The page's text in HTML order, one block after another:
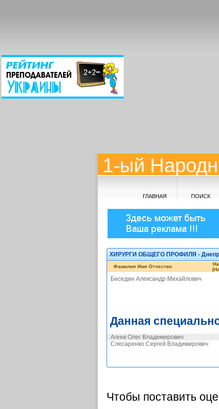
1-ый
ГЛАВНАЯ ПОИСК
ХИРУРГИ ОБЩЕГО ПРОФИЛЯ -
Фамилия Имя Отчество
Беседин Александр Михайлович
Данная
Агеев Олег Владимирович
Слесаренко Сергей Владимирович
Чтобы поставить